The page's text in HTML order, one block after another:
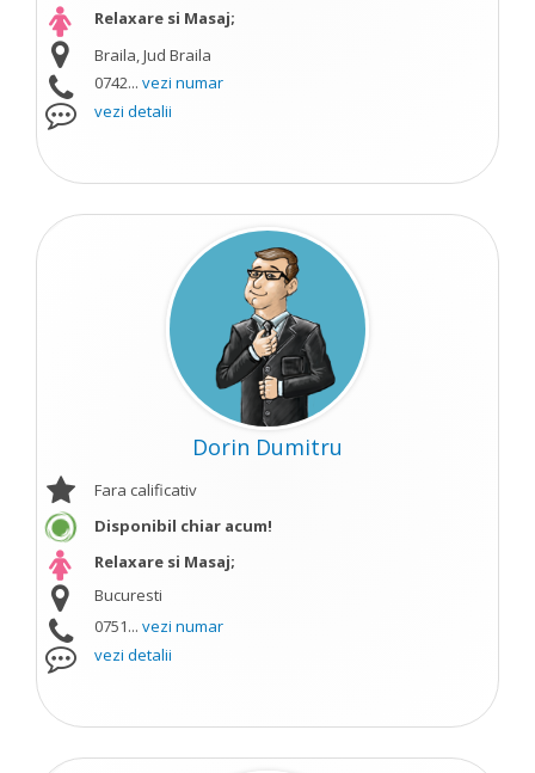
Relaxare si Masaj;
Braila, Jud Braila
0742... vezi numar
vezi detalii
Dorin Dumitru
Fara calificativ
Disponibil chiar acum!
Relaxare si Masaj;
Bucuresti
0751... vezi numar
vezi detalii